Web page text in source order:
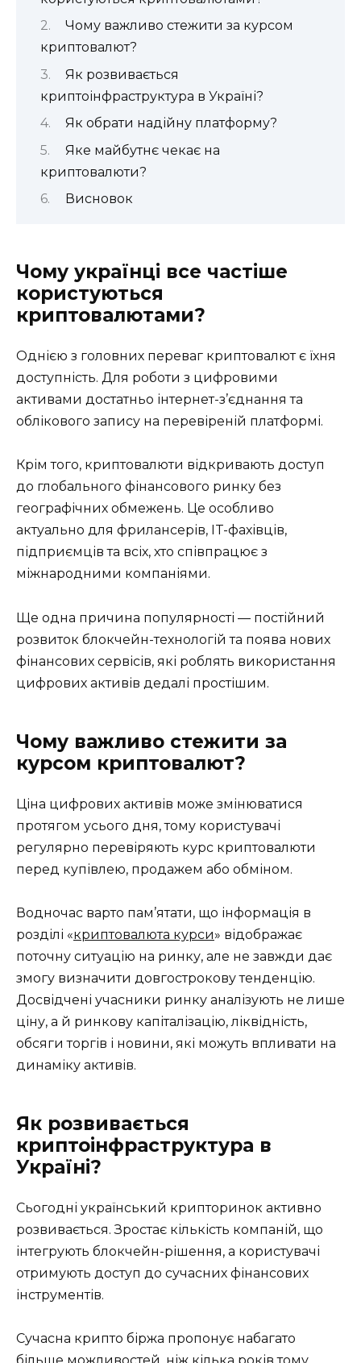
Чому важливо стежити за курсом
криптовалют?
Як розвивається
криптоінфраструктура в Україні?
Як обрати надійну платформу?
Яке майбутнє чекає на
криптовалюти?
Висновок
Чому українці все частіше
користуються
криптовалютами?
Однією з головних переваг криптовалют є їхня
доступність. Для роботи з цифровими
активами достатньо інтернет-з’єднання та
облікового запису на перевіреній платформі.
Крім того, криптовалюти відкривають доступ
до глобального фінансового ринку без
географічних обмежень. Це особливо
актуально для фрилансерів, IT-фахівців,
підприємців та всіх, хто співпрацює з
міжнародними компаніями.
Ще одна причина популярності — постійний
розвиток блокчейн-технологій та поява нових
фінансових сервісів, які роблять використання
цифрових активів дедалі простішим.
Чому важливо стежити за
курсом криптовалют?
Ціна цифрових активів може змінюватися
протягом усього дня, тому користувачі
регулярно перевіряють курс криптовалюти
перед купівлею, продажем або обміном.
Водночас варто пам’ятати, що інформація в
розділі «криптовалюта курси» відображає
поточну ситуацію на ринку, але не завжди дає
змогу визначити довгострокову тенденцію.
Досвідчені учасники ринку аналізують не лише
ціну, а й ринкову капіталізацію, ліквідність,
обсяги торгів і новини, які можуть впливати на
динаміку активів.
Як розвивається
криптоінфраструктура в
Україні?
Сьогодні український крипторинок активно
розвивається. Зростає кількість компаній, що
інтегрують блокчейн-рішення, а користувачі
отримують доступ до сучасних фінансових
інструментів.
Сучасна крипто біржа пропонує набагато